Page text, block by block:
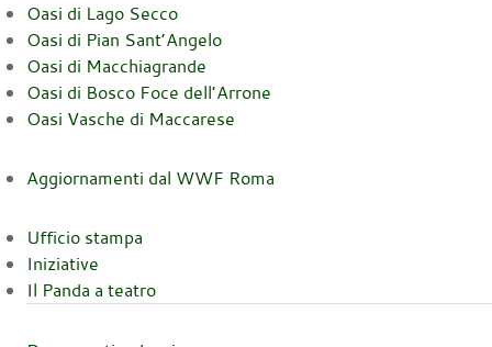
Oasi di Lago Secco
Oasi di Pian Sant’Angelo
Oasi di Macchiagrande
Oasi di Bosco Foce dell’Arrone
Oasi Vasche di Maccarese
Aggiornamenti dal WWF Roma
Ufficio stampa
Iniziative
Il Panda a teatro